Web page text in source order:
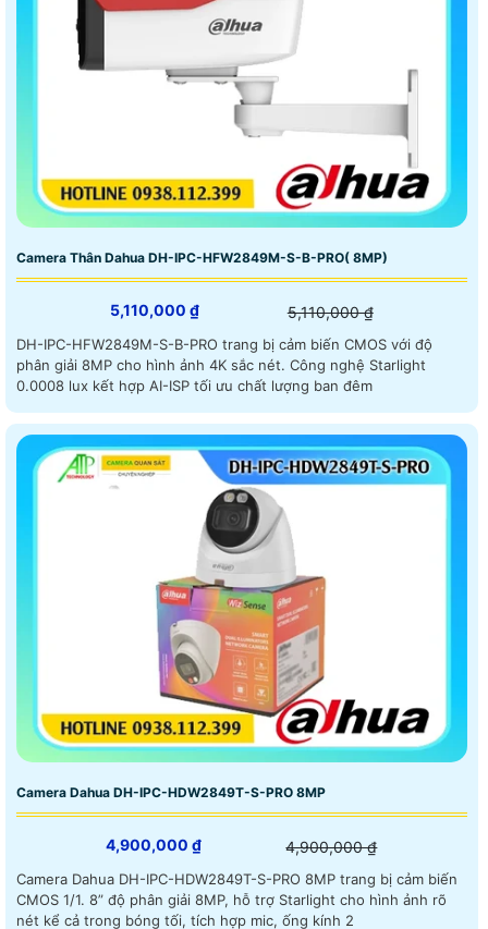
Camera Thân Dahua DH-IPC-HFW2849M-S-B-PRO( 8MP)
5,110,000 ₫ 5,110,000 ₫
DH-IPC-HFW2849M-S-B-PRO trang bị cảm biến CMOS với độ
phân giải 8MP cho hình ảnh 4K sắc nét. Công nghệ Starlight
0.0008 lux kết hợp AI-ISP tối ưu chất lượng ban đêm
Camera Dahua DH-IPC-HDW2849T-S-PRO 8MP
4,900,000 ₫ 4,900,000 ₫
Camera Dahua DH-IPC-HDW2849T-S-PRO 8MP trang bị cảm biến
CMOS 1/1. 8” độ phân giải 8MP, hỗ trợ Starlight cho hình ảnh rõ
nét kể cả trong bóng tối, tích hợp mic, ống kính 2